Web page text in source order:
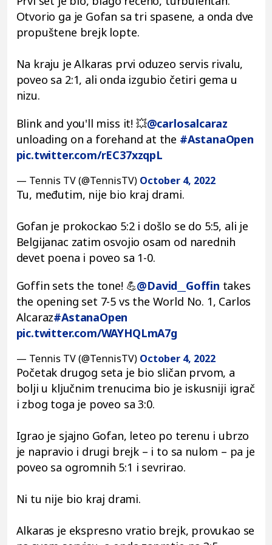
Otvorio ga je Gofan sa tri spasene, a onda dve
propuštene brejk lopte.
Na kraju je Alkaras prvi oduzeo servis rivalu,
poveo sa 2:1, ali onda izgubio četiri gema u
nizu.
Blink and you'll miss it! 💥@carlosalcaraz
unloading on a forehand at the #AstanaOpen
pic.twitter.com/rEC37xzqpL
— Tennis TV (@TennisTV) October 4, 2022
Tu, međutim, nije bio kraj drami.
Gofan je prokockao 5:2 i došlo se do 5:5, ali je
Belgijanac zatim osvojio osam od narednih
devet poena i poveo sa 1-0.
Goffin sets the tone! 💪@David__Goffin takes
the opening set 7-5 vs the World No. 1, Carlos
Alcaraz#AstanaOpen
pic.twitter.com/WAYHQLmA7g
— Tennis TV (@TennisTV) October 4, 2022
Početak drugog seta je bio sličan prvom, a
bolji u ključnim trenucima bio je iskusniji igrač
i zbog toga je poveo sa 3:0.
Igrao je sjajno Gofan, leteo po terenu i ubrzo
je napravio i drugi brejk – i to sa nulom – pa je
poveo sa ogromnih 5:1 i sevrirao.
Ni tu nije bio kraj drami.
Alkaras je ekspresno vratio brejk, provukao se